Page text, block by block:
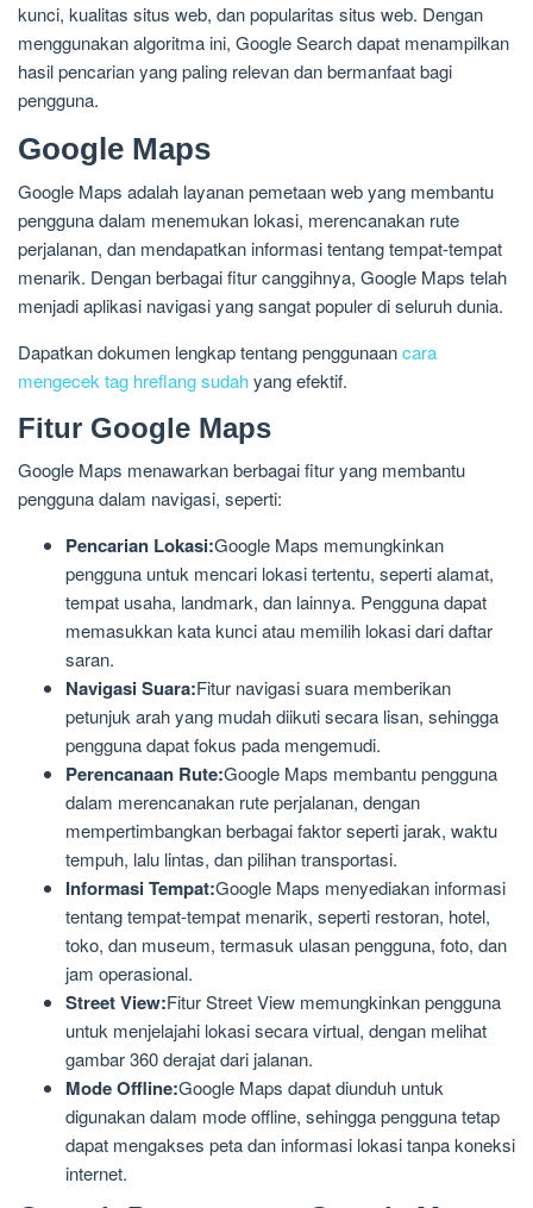
kunci, kualitas situs web, dan popularitas situs web. Dengan
menggunakan algoritma ini, Google Search dapat menampilkan
hasil pencarian yang paling relevan dan bermanfaat bagi
pengguna.
Google Maps
Google Maps adalah layanan pemetaan web yang membantu
pengguna dalam menemukan lokasi, merencanakan rute
perjalanan, dan mendapatkan informasi tentang tempat-tempat
menarik. Dengan berbagai fitur canggihnya, Google Maps telah
menjadi aplikasi navigasi yang sangat populer di seluruh dunia.
Dapatkan dokumen lengkap tentang penggunaancara
mengecek tag hreflang sudahyang efektif.
Fitur Google Maps
Google Maps menawarkan berbagai fitur yang membantu
pengguna dalam navigasi, seperti:
Pencarian Lokasi:Google Maps memungkinkan
pengguna untuk mencari lokasi tertentu, seperti alamat,
tempat usaha, landmark, dan lainnya. Pengguna dapat
memasukkan kata kunci atau memilih lokasi dari daftar
saran.
Navigasi Suara:Fitur navigasi suara memberikan
petunjuk arah yang mudah diikuti secara lisan, sehingga
pengguna dapat fokus pada mengemudi.
Perencanaan Rute:Google Maps membantu pengguna
dalam merencanakan rute perjalanan, dengan
mempertimbangkan berbagai faktor seperti jarak, waktu
tempuh, lalu lintas, dan pilihan transportasi.
Informasi Tempat:Google Maps menyediakan informasi
tentang tempat-tempat menarik, seperti restoran, hotel,
toko, dan museum, termasuk ulasan pengguna, foto, dan
jam operasional.
Street View:Fitur Street View memungkinkan pengguna
untuk menjelajahi lokasi secara virtual, dengan melihat
gambar 360 derajat dari jalanan.
Mode Offline:Google Maps dapat diunduh untuk
digunakan dalam mode offline, sehingga pengguna tetap
dapat mengakses peta dan informasi lokasi tanpa koneksi
internet.